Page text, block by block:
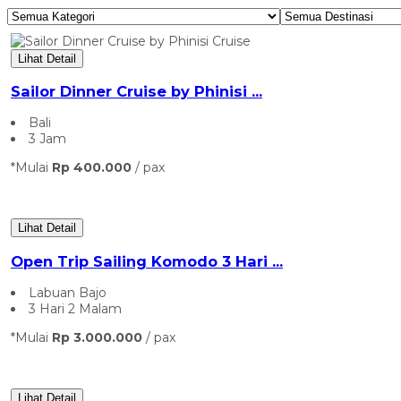
Lihat Detail
Sailor Dinner Cruise by Phinisi ...
Bali
3 Jam
*Mulai Rp 400.000 / pax
Lihat Detail
Open Trip Sailing Komodo 3 Hari ...
Labuan Bajo
3 Hari 2 Malam
*Mulai Rp 3.000.000 / pax
Lihat Detail